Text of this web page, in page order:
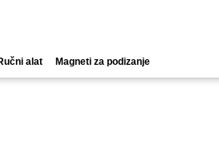
alat Magneti za podizanje